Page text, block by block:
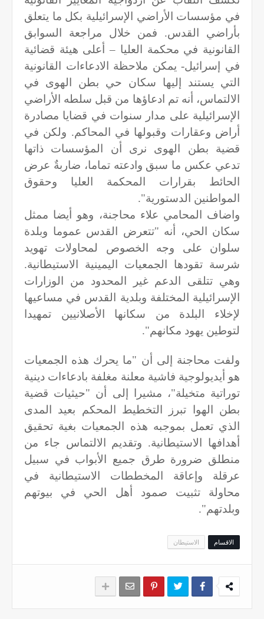
في مؤسسات الأراضي الإسرائيلية بكل ما يتعلق
بأراضي القدس. فمن خلال مراجعة السوابق
القانونية في محكمة العليا – أعلى هيئة قضائية
في إسرائيل- يمكن ملاحظة الادعاءات القانونية
التي يستند إليها سكان حي بطن الهوى في
الالتماس، أنه تم ادعاؤها من قبل سلطه الأراضي
الإسرائيلية على مدار سنوات في قضايا مصادرة
أراض وعقارات وقبولها في المحاكم. ولكن في
قضية بطن الهوى نرى أن المؤسسات ذاتها
تدعي عكس ما سبق وادعته تماما، ضاربةٌ عرض
الحائط بقرارات المحكمة العليا وحقوق
المواطنين الدستورية".
واضاف المحامي علاء محاجنة، وهو أيضا ممثل
سكان الحي، أنه "تتعرض القدس عموما وبلدة
سلوان على وجه الخصوص لمحاولات تهويد
شرسة تقودها الجمعيات اليمينية الاستيطانية.
وهي تتلقى الدعم غير المحدود من الوزارات
الإسرائيلية المختلفة وبلدية القدس في مساعيها
لإخلاء البلدة من سكانها الأصلانيين تمهيدا
لتوطين يهود مكانهم".
ولفت محاجنة إلى أن "ما يحرك هذه الجمعيات
هو أيديولوجية فاشية معلنة مغلفة بادعاءات دينية
توراتية متخيلة"، مشيرا إلى أن "حيثيات قضية
بطن الهوا تبرز التخطيط المحكم بعيد المدى
الذي تعمل بموجبه هذه الجمعيات بغية تحقيق
أهدافها الاستيطانية. وتقديم الالتماس جاء من
منطلق ضرورة طرق جميع الأبواب في سبيل
عرقلة وإعاقة المخططات الاستيطانية في
محاولة تثبيت صمود أهل الحي في بيوتهم
وبلدتهم".
الاقسام الاستيطان